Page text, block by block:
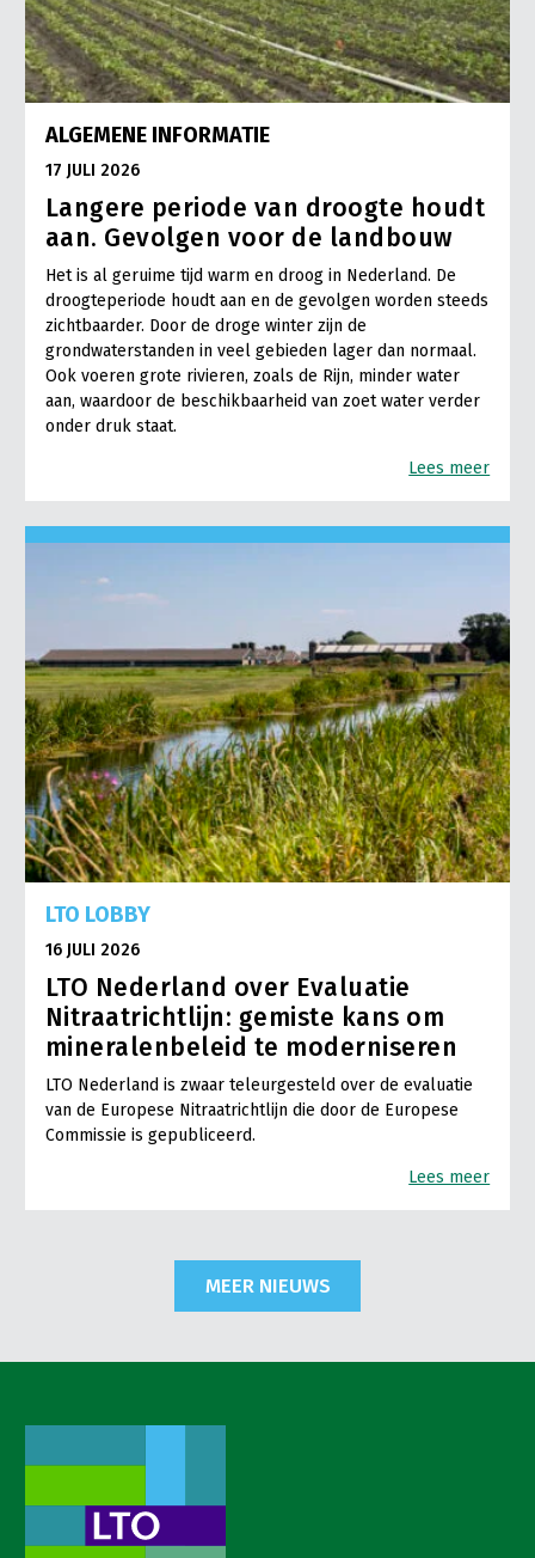
ALGEMENE INFORMATIE
17 JULI 2026
Langere periode van droogte houdt
aan. Gevolgen voor de landbouw
Het is al geruime tijd warm en droog in Nederland. De
droogteperiode houdt aan en de gevolgen worden steeds
zichtbaarder. Door de droge winter zijn de
grondwaterstanden in veel gebieden lager dan normaal.
Ook voeren grote rivieren, zoals de Rijn, minder water
aan, waardoor de beschikbaarheid van zoet water verder
onder druk staat.
Lees meer
LTO LOBBY
16 JULI 2026
LTO Nederland over Evaluatie
Nitraatrichtlijn: gemiste kans om
mineralenbeleid te moderniseren
LTO Nederland is zwaar teleurgesteld over de evaluatie
van de Europese Nitraatrichtlijn die door de Europese
Commissie is gepubliceerd.
Lees meer
MEER NIEUWS